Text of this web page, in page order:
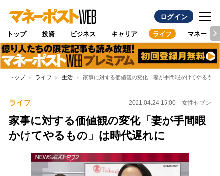
ログイン
トップ 投資 ビジネス キャリア ライフ マネー
トップ ライフ 生活 家事に対する価値観の変化「妻が手間暇かけてやるもの
ライフ 2021.04.24 15:00 女性セブン
家事に対する価値観の変化「妻が手間暇
かけてやるもの」は時代遅れに